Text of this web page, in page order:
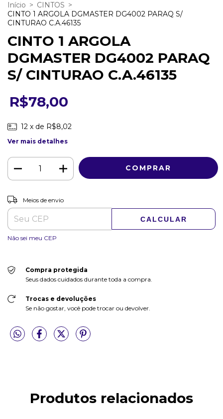
Início > CINTOS >
CINTO 1 ARGOLA DGMASTER DG4002 PARAQ S/
CINTURAO C.A.46135
CINTO 1 ARGOLA
DGMASTER DG4002 PARAQ
S/ CINTURAO C.A.46135
R$78,00
12 x de R$8,02
Ver mais detalhes
Entregas para o CEP:
Meios de envio
CALCULAR
Não sei meu CEP
Compra protegida
Seus dados cuidados durante toda a compra.
Trocas e devoluções
Se não gostar, você pode trocar ou devolver.
Produtos relacionados